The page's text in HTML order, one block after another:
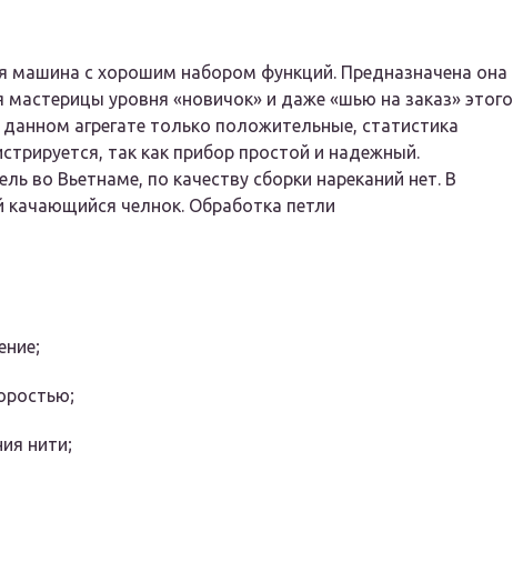
машина с хорошим набором функций. Предназначена она
уровня «новичок» и даже «шью на заказ» этого
агрегате только положительные, статистика
так как прибор простой и надежный.
во Вьетнаме, по качеству сборки нареканий нет. В
качающийся челнок. Обработка петли
нити;